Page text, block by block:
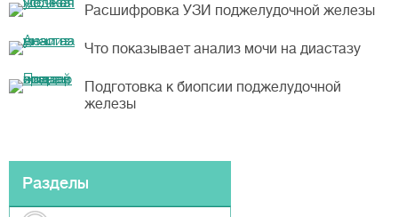
Расшифровка УЗИ поджелудочной железы
Что показывает анализ мочи на диастазу
Подготовка к биопсии поджелудочной
железы
Разделы